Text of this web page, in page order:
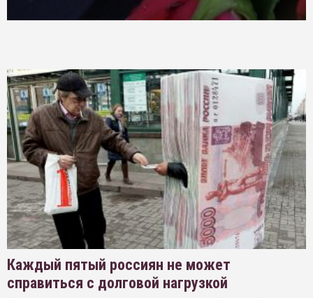
Каждый пятый россиян не может
справиться с долговой нагрузкой